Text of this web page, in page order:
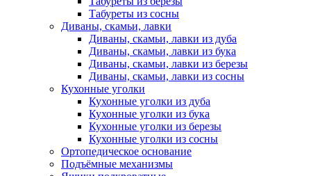
Табуреты из сосны
Диваны, скамьи, лавки
Диваны, скамьи, лавки из дуба
Диваны, скамьи, лавки из бука
Диваны, скамьи, лавки из березы
Диваны, скамьи, лавки из сосны
Кухонные уголки
Кухонные уголки из дуба
Кухонные уголки из бука
Кухонные уголки из березы
Кухонные уголки из сосны
Ортопедическое основание
Подъёмные механизмы